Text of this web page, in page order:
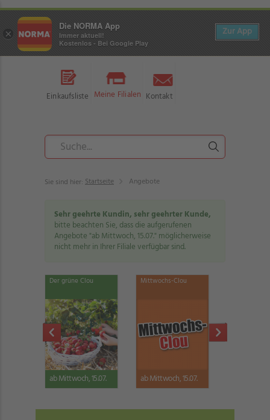
Einkaufsliste Meine Filialen Kontakt
Sie sind hier: Startseite Angebote
Sehr geehrte Kundin, sehr geehrter Kunde,
bitte beachten Sie, dass die aufgerufenen
Angebote "ab Mittwoch, 15.07." möglicherweise
nicht mehr in Ihrer Filiale verfügbar sind.
Mittwochs-Clou
ab Mittwoch, 15.07.
Haushaltshelfer
ab Mittwoch, 15.07.
×
Die NORMA App
Immer aktuell!
Kostenlos - Bei Google Play
Zur App